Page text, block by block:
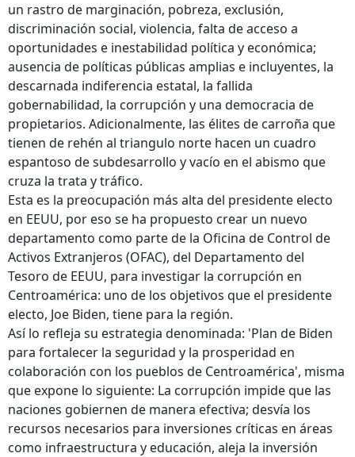
un rastro de marginación, pobreza, exclusión,
discriminación social, violencia, falta de acceso a
oportunidades e inestabilidad política y económica;
ausencia de políticas públicas amplias e incluyentes, la
descarnada indiferencia estatal, la fallida
gobernabilidad, la corrupción y una democracia de
propietarios. Adicionalmente, las élites de carroña que
tienen de rehén al triangulo norte hacen un cuadro
espantoso de subdesarrollo y vacío en el abismo que
cruza la trata y tráfico.
Esta es la preocupación más alta del presidente electo
en EEUU, por eso se ha propuesto crear un nuevo
departamento como parte de la Oficina de Control de
Activos Extranjeros (OFAC), del Departamento del
Tesoro de EEUU, para investigar la corrupción en
Centroamérica: uno de los objetivos que el presidente
electo, Joe Biden, tiene para la región.
Así lo refleja su estrategia denominada: 'Plan de Biden
para fortalecer la seguridad y la prosperidad en
colaboración con los pueblos de Centroamérica', misma
que expone lo siguiente: La corrupción impide que las
naciones gobiernen de manera efectiva; desvía los
recursos necesarios para inversiones críticas en áreas
como infraestructura y educación, aleja la inversión